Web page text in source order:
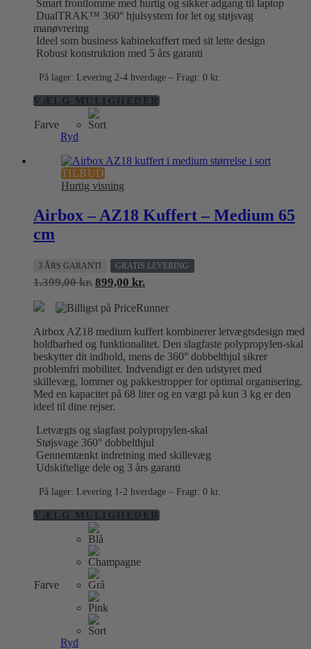
Smart frontlomme med hurtig og sikker adgang til laptop
DualTRAK™ 360° hjulsystem for let og støjsvag
manøvrering
Ideel som business kabinekuffert med sit lette design
Robust konstruktion med 5 års garanti
På lager: Levering 2-4 hverdage – Fragt: 0 kr.
VÆLG MULIGHEDERDette
Mulighederne
varesiden
Farve
Ryd
TILBUD
Hurtig visning
Airbox – AZ18 Kuffert – Medium 65
cm
3 ÅRS GARANTI GRATIS LEVERING
1.399,00kr. Den
pris
1.399,00 kr..
899,00 kr.Den
pris
899,00 kr..
Airbox AZ18 medium kuffert kombinerer letvægtsdesign med
holdbarhed og funktionalitet. Den slagfaste polypropylen-skal
beskytter dit indhold, mens de 360° dobbelthjul sikrer
problemfri mobilitet. Indvendigt er den udstyret med
skillevæg, lommer og pakkestropper for optimal organisering.
Med en kapacitet på 68 liter og en vægt på kun 3 kg er den
ideel til dine rejser.
Letvægts og slagfast polypropylen-skal
Støjsvage 360° dobbelthjul
Gennemtænkt indretning med skillevæg
Udskiftelige dele og 3 års garanti
På lager: Levering 1-2 hverdage – Fragt: 0 kr.
VÆLG MULIGHEDERDette
Farve
Ryd